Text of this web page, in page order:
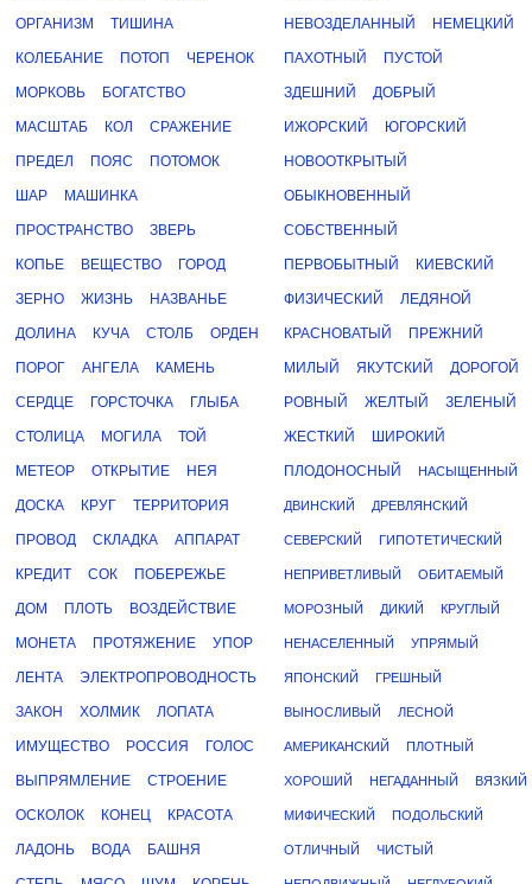
ОРГАНИЗМ ТИШИНА
КОЛЕБАНИЕ ПОТОП ЧЕРЕНОК
МОРКОВЬ БОГАТСТВО
МАСШТАБ КОЛ СРАЖЕНИЕ
ПРЕДЕЛ ПОЯС ПОТОМОК
ШАР МАШИНКА
ПРОСТРАНСТВО ЗВЕРЬ
КОПЬЕ ВЕЩЕСТВО ГОРОД
ЗЕРНО ЖИЗНЬ НАЗВАНЬЕ
ДОЛИНА КУЧА СТОЛБ ОРДЕН
ПОРОГ АНГЕЛА КАМЕНЬ
СЕРДЦЕ ГОРСТОЧКА ГЛЫБА
СТОЛИЦА МОГИЛА ТОЙ
МЕТЕОР ОТКРЫТИЕ НЕЯ
ДОСКА КРУГ ТЕРРИТОРИЯ
ПРОВОД СКЛАДКА АППАРАТ
КРЕДИТ СОК ПОБЕРЕЖЬЕ
ДОМ ПЛОТЬ ВОЗДЕЙСТВИЕ
МОНЕТА ПРОТЯЖЕНИЕ УПОР
ЛЕНТА ЭЛЕКТРОПРОВОДНОСТЬ
ЗАКОН ХОЛМИК ЛОПАТА
ИМУЩЕСТВО РОССИЯ ГОЛОС
ВЫПРЯМЛЕНИЕ СТРОЕНИЕ
ОСКОЛОК КОНЕЦ КРАСОТА
ЛАДОНЬ ВОДА БАШНЯ
НЕВОЗДЕЛАННЫЙ НЕМЕЦКИЙ
ПАХОТНЫЙ ПУСТОЙ
ЗДЕШНИЙ ДОБРЫЙ
ИЖОРСКИЙ ЮГОРСКИЙ
НОВООТКРЫТЫЙ
ОБЫКНОВЕННЫЙ
СОБСТВЕННЫЙ
ПЕРВОБЫТНЫЙ КИЕВСКИЙ
ФИЗИЧЕСКИЙ ЛЕДЯНОЙ
КРАСНОВАТЫЙ ПРЕЖНИЙ
МИЛЫЙ ЯКУТСКИЙ ДОРОГОЙ
РОВНЫЙ ЖЕЛТЫЙ ЗЕЛЕНЫЙ
ЖЕСТКИЙ ШИРОКИЙ
ПЛОДОНОСНЫЙ НАСЫЩЕННЫЙ
ДВИНСКИЙ ДРЕВЛЯНСКИЙ
СЕВЕРСКИЙ ГИПОТЕТИЧЕСКИЙ
НЕПРИВЕТЛИВЫЙ ОБИТАЕМЫЙ
МОРОЗНЫЙ ДИКИЙ КРУГЛЫЙ
НЕНАСЕЛЕННЫЙ УПРЯМЫЙ
ЯПОНСКИЙ ГРЕШНЫЙ
ВЫНОСЛИВЫЙ ЛЕСНОЙ
АМЕРИКАНСКИЙ ПЛОТНЫЙ
ХОРОШИЙ НЕГАДАННЫЙ ВЯЗКИЙ
МИФИЧЕСКИЙ ПОДОЛЬСКИЙ
ОТЛИЧНЫЙ ЧИСТЫЙ